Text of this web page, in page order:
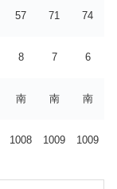
57 71 74
8 7 6
南 南 南
1008 1009 1009